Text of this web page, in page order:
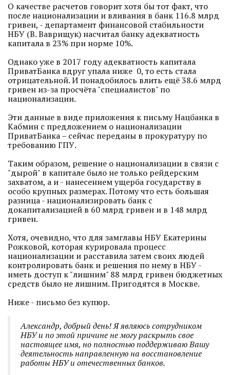
О качестве расчетов говорит хотя бы тот факт, что
после национализации и вливания в банк 116.8 млрд
гривен, - департамент финансовой стабильности
НБУ (В. Ваврищук) насчитал банку адекватность
капитала в 23% при норме 10%.
Однако уже в 2017 году адекватность капитала
ПриватБанка вдруг упала ниже 0, то есть стала
отрицательной. И понадобилось влить ещё 38.6 млрд
гривен из-за просчёта "специалистов" по
национализации.
Эти данные в виде приложения к письму Нацбанка в
Кабмин с предложением о национализации
ПриватБанка – сейчас переданы в прокуратуру по
требованию ГПУ.
Таким образом, решение о национализации в связи с
"дырой" в капитале было не только рейдерским
захватом, а и - нанесением ущерба государству в
особо крупных размерах. Потому что есть большая
разница - национализировать банк с
докапитализацией в 60 млрд гривен и в 148 млрд
гривен.
Хотя, очевидно, что для замглавы НБУ Екатерины
Рожковой, которая курировала процесс
национализации и расставила затем своих людей
контролировать банк и решения по нему в НБУ -
иметь доступ к "лишним" 88 млрд гривен бюджетных
средств было не лишним. Пригодятся в Москве.
Ниже - письмо без купюр.
Александр, добрый день! Я являюсь сотрудником
НБУ и по этой причине не могу раскрыть свое
настоящее имя, но полностью поддерживаю Вашу
деятельность направленную на восстановление
работы НБУ и отечественных банков.